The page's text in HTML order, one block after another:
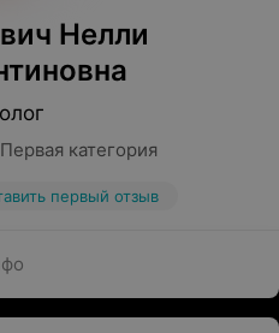
Нелли
категория
первый отзыв